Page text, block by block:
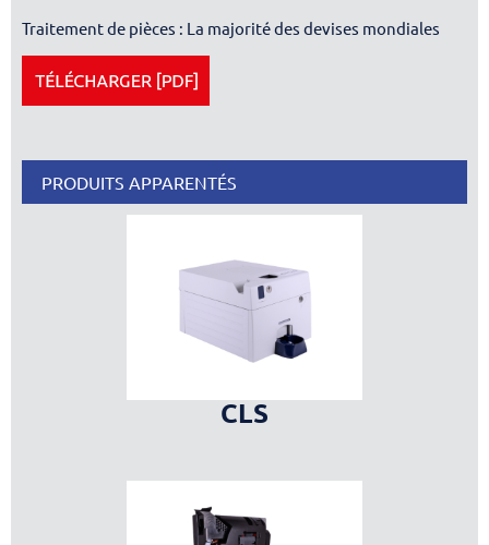
Traitement de pièces : La majorité des devises mondiales
PRODUITS APPARENTÉS
CLS